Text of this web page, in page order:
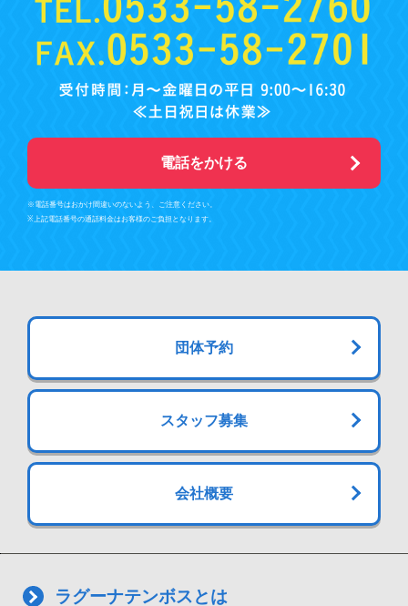
電話をかける
※電話番号はおかけ間違いのないよう、ご注意ください。
※上記電話番号の通話料金はお客様のご負担となります。
団体予約
スタッフ募集
会社概要
ラグーナテンボスとは